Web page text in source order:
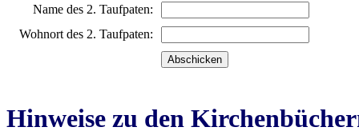
Name des 2. Taufpaten:
Wohnort des 2. Taufpaten:
Hinweise zu den